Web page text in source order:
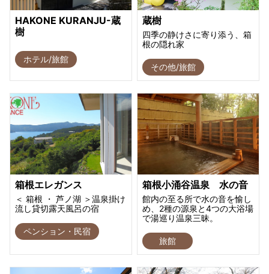
HAKONE KURANJU-蔵
樹
ホテル/旅館
蔵樹
四季の静けさに寄り添う、箱
根の隠れ家
その他/旅館
箱根エレガンス
＜ 箱根 ・ 芦ノ湖 ＞温泉掛け
流し貸切露天風呂の宿
ペンション・民宿
箱根小涌谷温泉 水の音
館内の至る所で水の音を愉し
め、2種の源泉と4つの大浴場
で湯巡り温泉三昧。
旅館